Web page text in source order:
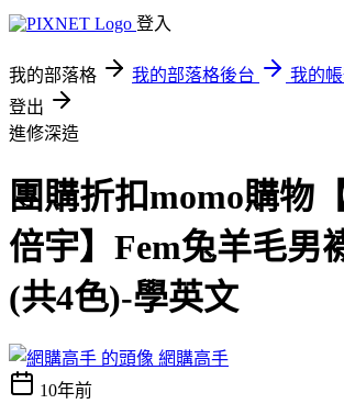
登入
我的部落格 我的部落格後台
我的
登出
進修深造
團購折扣momo購物
倍宇】Fem兔羊毛男
(共4色)-學英文
網購高手
10年前